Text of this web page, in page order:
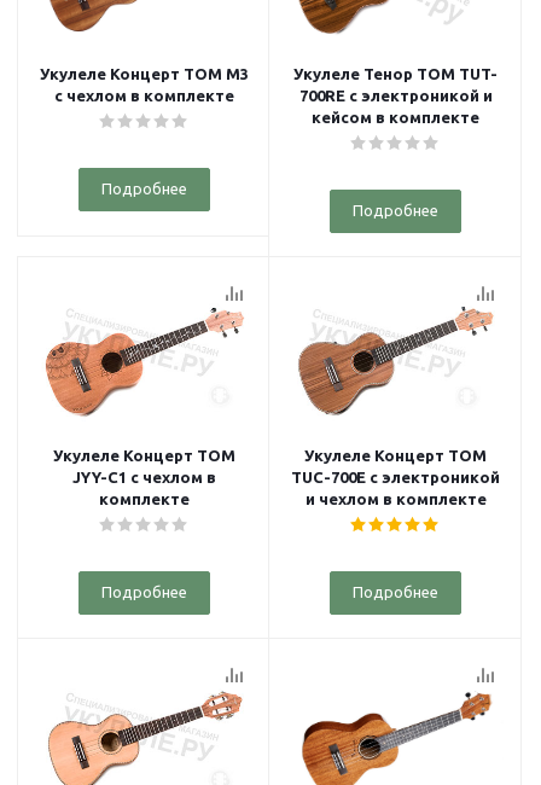
Укулеле Концерт TOM M3
с чехлом в комплекте
Подробнее
Укулеле Тенор TOM TUT-
700RE с электроникой и
кейсом в комплекте
Подробнее
Укулеле Концерт TOM
JYY-C1 с чехлом в
комплекте
Подробнее
Укулеле Концерт TOM
TUC-700E с электроникой
и чехлом в комплекте
Подробнее